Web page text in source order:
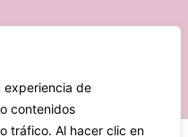
experiencia de
contenidos
tráfico. Al hacer clic en